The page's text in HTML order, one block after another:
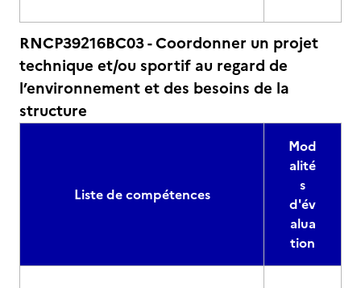
RNCP39216BC03 - Coordonner un projet
technique et/ou sportif au regard de
l’environnement et des besoins de la
structure
Liste de compétences
Mod
alité
s
d'év
alua
tion